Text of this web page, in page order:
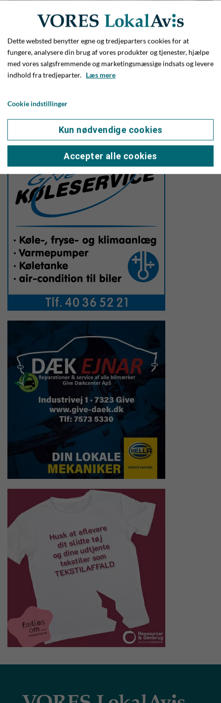
Onsdag eftermiddag havde Falck Give travlt med at rydde op
torpederet den gamle jernbanebro på Diagonalvejen. Foto:
Jim Hoff
Dette websted benytter egne og tredjeparters cookies for at
fungere, analysere din brug af vores produkter og tjenester, hjælpe
med vores salgsfremmende og marketingsmæssige indsats og levere
indhold fra tredjeparter. Læs mere
Cookie indstillinger
Kun nødvendige cookies
Accepter alle cookies